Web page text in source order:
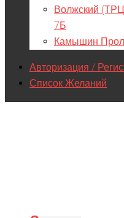
Волжский
7Б
Камышин
Авторизация /
Список Желаний